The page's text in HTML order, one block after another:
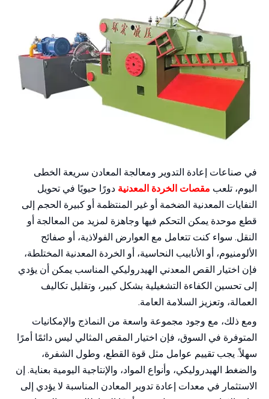
في صناعات إعادة التدوير ومعالجة المعادن سريعة الخطى
اليوم، تلعب مقصات الخردة المعدنية دورًا حيويًا في تحويل
النفايات المعدنية الضخمة أو غير المنتظمة أو كبيرة الحجم إلى
قطع موحدة يمكن التحكم فيها وجاهزة لمزيد من المعالجة أو
النقل. سواء كنت تتعامل مع العوارض الفولاذية، أو صفائح
الألومنيوم، أو الأنابيب النحاسية، أو الخردة المعدنية المختلطة،
فإن اختيار القص المعدني الهيدروليكي المناسب يمكن أن يؤدي
إلى تحسين الكفاءة التشغيلية بشكل كبير، وتقليل تكاليف
العمالة، وتعزيز السلامة العامة.
ومع ذلك، مع وجود مجموعة واسعة من النماذج والإمكانيات
المتوفرة في السوق، فإن اختيار المقص المثالي ليس دائمًا أمرًا
سهلاً. يجب تقييم عوامل مثل قوة القطع، وطول الشفرة،
والضغط الهيدروليكي، وأنواع المواد، والإنتاجية اليومية بعناية. إن
الاستثمار في معدات إعادة تدوير المعادن المناسبة لا يؤدي إلى